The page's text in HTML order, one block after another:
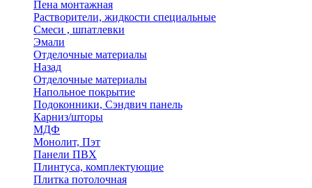
Пена монтажная
Растворители, жидкости специальные
Смеси , шпатлевки
Эмали
Отделочные материалы
Назад
Отделочные материалы
Напольное покрытие
Подоконники, Сэндвич панель
Карниз/шторы
МДФ
Монолит, Пэт
Панели ПВХ
Плинтуса, комплектующие
Плитка потолочная